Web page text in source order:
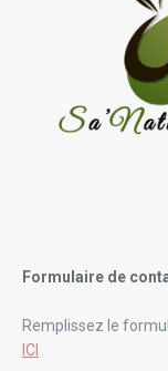
Formulaire de
Remplissez le
ICI